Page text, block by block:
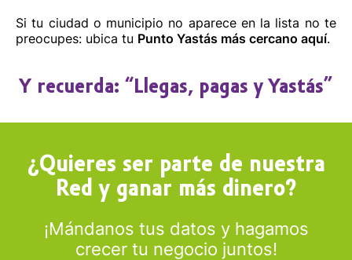
Si tu ciudad o municipio no aparece en la lista no te
preocupes: ubica tu Punto Yastás más cercano aquí.
Y recuerda: “Llegas, pagas y Yastás”
¿Quieres ser parte de nuestra
Red y ganar más dinero?
¡Mándanos tus datos y hagamos
crecer tu negocio juntos!